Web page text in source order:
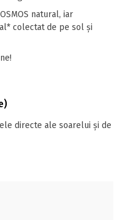
natural, iar
colectat de pe sol și
directe ale soarelui și de